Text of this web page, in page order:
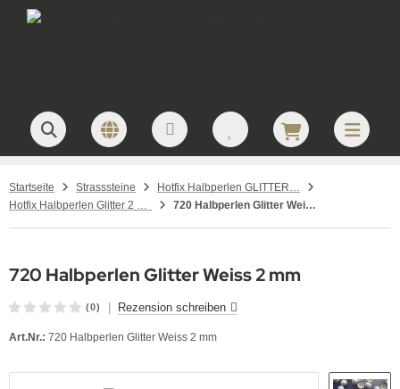
Startseite Strasssteine
Hotfix Halbperlen GLITTER zum Aufbügeln – Metallic Halbperlen Silber & Gold für Textilveredelung
Hotfix Halbperlen Glitter 2 mm
720 Halbperlen Glitter Weiss 2 mm
720 Halbperlen Glitter Weiss 2 mm
(0) Rezension schreiben
Art.Nr.: 720 Halbperlen Glitter Weiss 2 mm